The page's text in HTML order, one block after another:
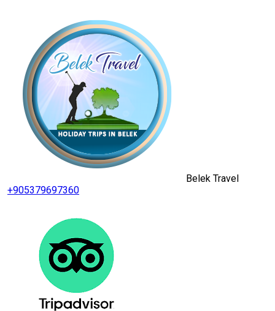
Belek Travel
+905379697360